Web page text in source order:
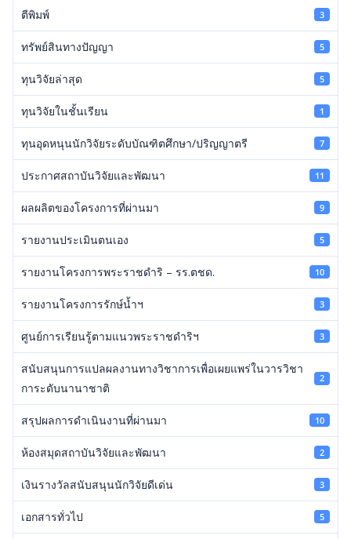
ตีพิมพ์ 3
ทรัพย์สินทางปัญญา 5
ทุนวิจัยล่าสุด 5
ทุนวิจัยในชั้นเรียน 1
ทุนอุดหนุนนักวิจัยระดับบัณฑิตศึกษา/ปริญญาตรี 7
ประกาศสถาบันวิจัยและพัฒนา 11
ผลผลิตของโครงการที่ผ่านมา 9
รายงานประเมินตนเอง 5
รายงานโครงการพระราชดำริ – รร.ตชด. 10
รายงานโครงการรักษ์น้ำฯ 3
ศูนย์การเรียนรู้ตามแนวพระราชดำริฯ 3
สนับสนุนการแปลผลงานทางวิชาการเพื่อเผยแพร่ในวารวิชา
การะดับนานาชาติ
2
สรุปผลการดำเนินงานที่ผ่านมา 10
ห้องสมุดสถาบันวิจัยและพัฒนา 2
เงินรางวัลสนับสนุนนักวิจัยดีเด่น 3
เอกสารทั่วไป 5